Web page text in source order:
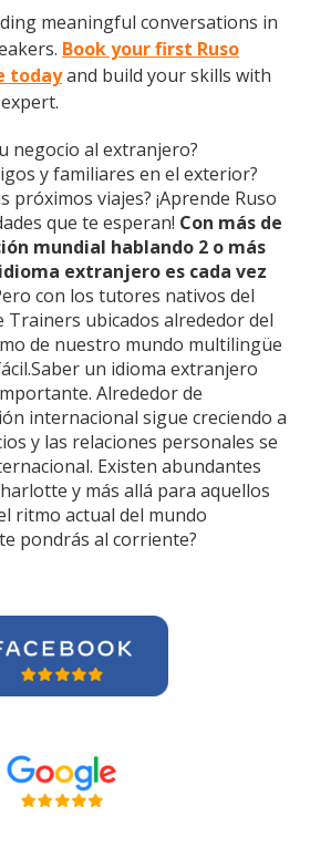
meaningful conversations in
Book your first Ruso
todayand build your skills with
negocio al extranjero?
y familiares en el exterior?
próximos viajes? ¡Aprende Ruso
que te esperan! Con más de
mundial hablando 2 o más
extranjero es cada vez
con los tutores nativos del
Trainers ubicados alrededor del
de nuestro mundo multilingüe
un idioma extranjero
Alrededor de
internacional sigue creciendo a
y las relaciones personales se
Existen abundantes
y más allá para aquellos
ritmo actual del mundo
pondrás al corriente?